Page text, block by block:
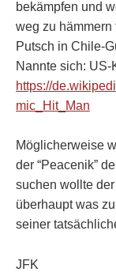
bekämpfen und
weg zu
Putsch in Chile-
Nannte sich:
https://
mic_Hit_Man
Möglicherweise
der “Peacenik”
suchen wollte
überhaupt was
seiner
JFK